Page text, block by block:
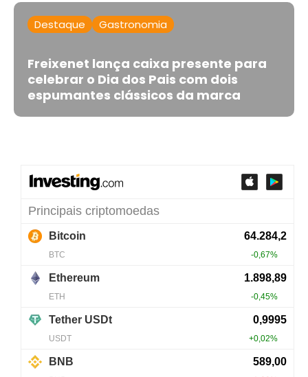
Destaque Gastronomia
Freixenet lança caixa presente para
celebrar o Dia dos Pais com dois
espumantes clássicos da marca